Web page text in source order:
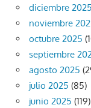
diciembre 2025
noviembre
octubre 2025
septiembre
agosto 2025
julio 2025 (85)
junio 2025 (119)